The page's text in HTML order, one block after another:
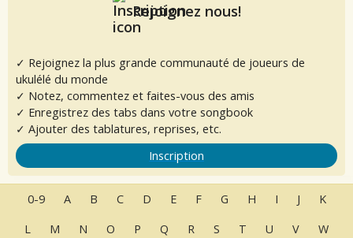
Rejoignez nous!
✓ Rejoignez la plus grande communauté de joueurs de
ukulélé du monde
✓ Notez, commentez et faites-vous des amis
✓ Enregistrez des tabs dans votre songbook
✓ Ajouter des tablatures, reprises, etc.
Inscription
0-9 A B C D E F G H I J
K
L
M N O P Q R S T U V
W